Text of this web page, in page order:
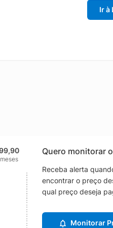
Ir à
Quero monitorar
Receba alerta
encontrar o preço
qual preço deseja
Monitorar